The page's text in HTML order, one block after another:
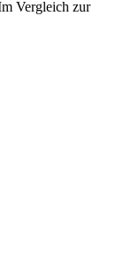
Vergleich zur